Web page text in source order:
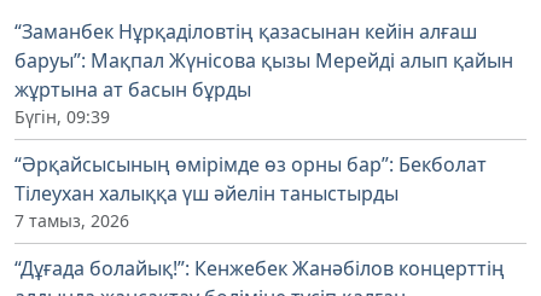
“Заманбек Нұрқаділовтің қазасынан кейін алғаш
баруы”: Мақпал Жүнісова қызы Мерейді алып қайын
жұртына ат басын бұрды
Бүгін, 09:39
“Әрқайсысының өмірімде өз орны бар”: Бекболат
Тілеухан халыққа үш әйелін таныстырды
7 тамыз, 2026
“Дұғада болайық!”: Кенжебек Жанәбілов концерттің